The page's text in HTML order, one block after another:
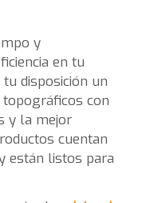
y
en tu
disposición un
topográficos con
y la mejor
cuentan
están listos para